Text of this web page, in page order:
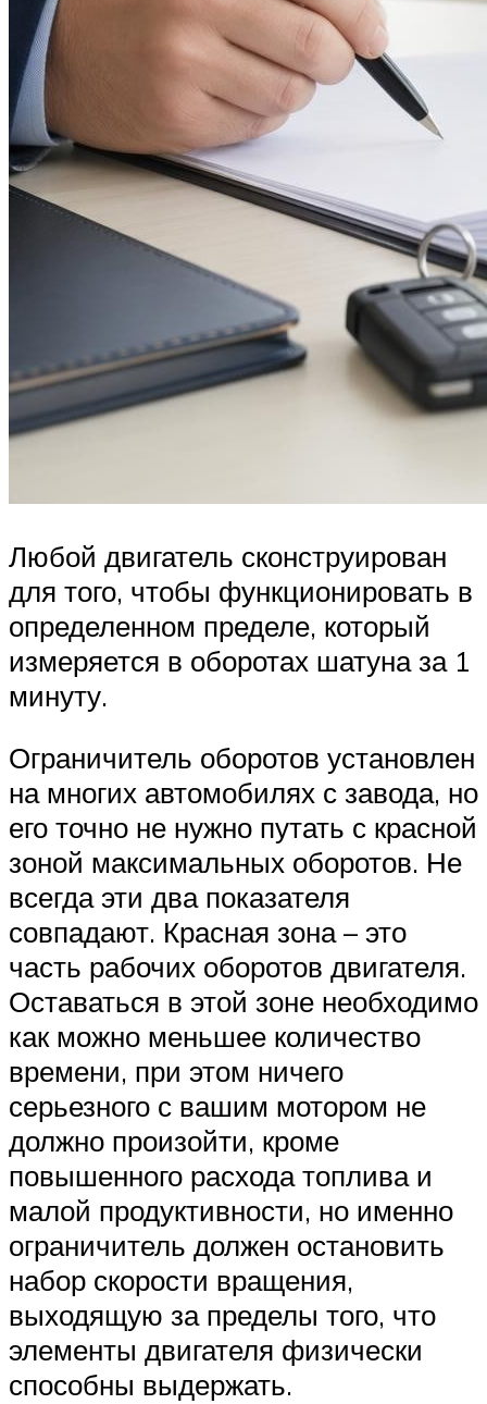
Любой двигатель сконструирован
для того, чтобы функционировать в
определенном пределе, который
измеряется в оборотах шатуна за 1
минуту.
Ограничитель оборотов установлен
на многих автомобилях с завода, но
его точно не нужно путать с красной
зоной максимальных оборотов. Не
всегда эти два показателя
совпадают. Красная зона – это
часть рабочих оборотов двигателя.
Оставаться в этой зоне необходимо
как можно меньшее количество
времени, при этом ничего
серьезного с вашим мотором не
должно произойти, кроме
повышенного расхода топлива и
малой продуктивности, но именно
ограничитель должен остановить
набор скорости вращения,
выходящую за пределы того, что
элементы двигателя физически
способны выдержать.